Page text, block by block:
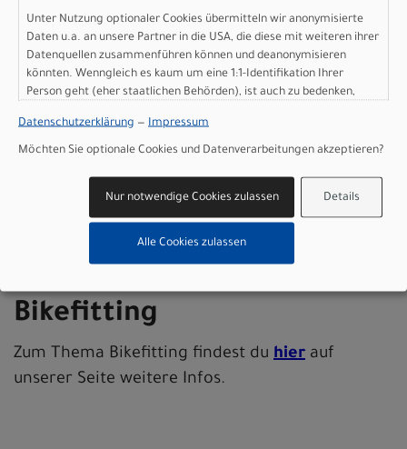
Öl/Wachs entfernen (wie oben beschrieben
durch einen sauberen und trockenen Lappen
ziehen)
- Öl und vor allem Wachs benötigen eine
- Die Antriebspflege solltest du in regelmäßigen
und kurzen Intervallen durchführen
Bikefitting
Zum Thema Bikefitting findest du hier auf
unserer Seite weitere Infos.
Unter Nutzung optionaler Cookies übermitteln wir anonymisierte
Daten u.a. an unsere Partner in die USA, die diese mit weiteren ihrer
Datenquellen zusammenführen können und deanonymisieren
könnten. Wenngleich es kaum um eine 1:1-Identifikation Ihrer
Person geht (eher staatlichen Behörden), ist auch zu bedenken,
sind wie bei uns in der Europäischen Union.
Datenschutzerklärung — Impressum
Möchten Sie optionale Cookies und Datenverarbeitungen akzeptieren?
Details
Nur notwendige Cookies zulassen
Alle Cookies zulassen